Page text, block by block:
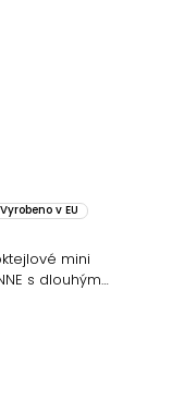
Vyrobeno v EU
mini
s dlouhým